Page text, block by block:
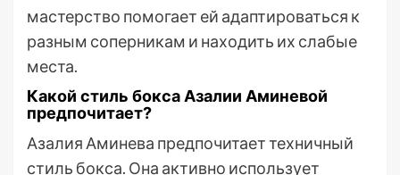
мастерство помогает ей адаптироваться к
разным соперникам и находить их слабые
места.
Какой стиль бокса Азалии Аминевой
предпочитает?
Азалия Аминева предпочитает техничный
стиль бокса. Она активно использует